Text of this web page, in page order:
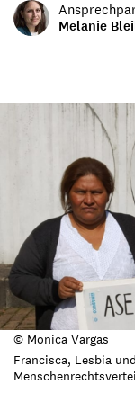
Melanie
© Monica Vargas
Francisca, Lesbia